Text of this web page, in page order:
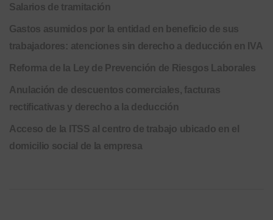
Salarios de tramitación
Gastos asumidos por la entidad en beneficio de sus
trabajadores: atenciones sin derecho a deducción en IVA
Reforma de la Ley de Prevención de Riesgos Laborales
Anulación de descuentos comerciales, facturas
rectificativas y derecho a la deducción
Acceso de la ITSS al centro de trabajo ubicado en el
domicilio social de la empresa